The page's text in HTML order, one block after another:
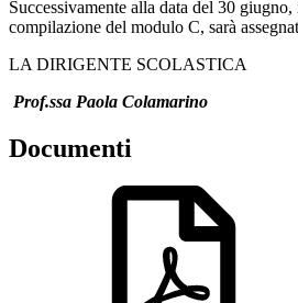
Successivamente alla data del 30
compilazione del modulo C, sarà
LA DIRIGENTE SCOLASTICA
Prof.ssa Paola Colamarino
Documenti